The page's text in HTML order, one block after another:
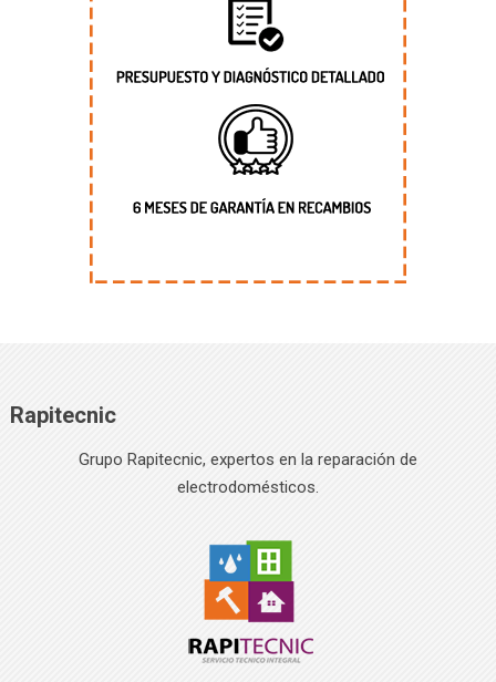
Rapitecnic
Grupo Rapitecnic, expertos en la reparación de
electrodomésticos.